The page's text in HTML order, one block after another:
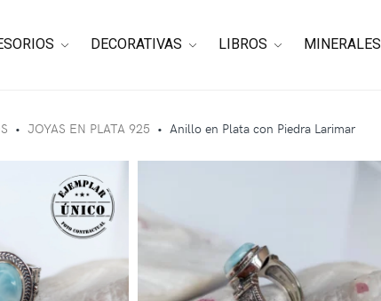
DECORATIVAS LIBROS MINERALES
• JOYAS EN PLATA 925 • Anillo en Plata con Piedra Larimar